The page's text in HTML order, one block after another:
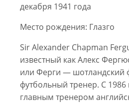
декабря 1941 года
Место рождения: Глазго
Sir Alexander Chapman
известный как Алекс
или Ферги — шотландский
футбольный тренер. C 1986
главным тренером